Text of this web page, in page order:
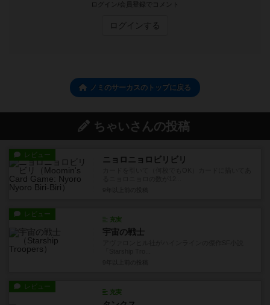
ログイン/会員登録でコメント
ログインする
ノミのサーカスのトップに戻る
ちゃいさんの投稿
レビュー ニョロニョロビリビリ
レビュー
充実
宇宙の戦士
レビュー
充実